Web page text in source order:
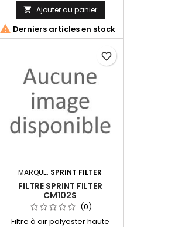
 Ajouter au panier
 Derniers articles en stock
MARQUE: SPRINT FILTER
FILTRE SPRINT FILTER
CM102S
(0)
Filtre à air polyester haute
favorite_border